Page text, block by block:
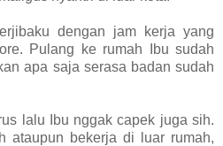
dengan jam kerja yang
Pulang ke rumah Ibu sudah
apa saja serasa badan sudah
lalu Ibu nggak capek juga sih.
ataupun bekerja di luar rumah,